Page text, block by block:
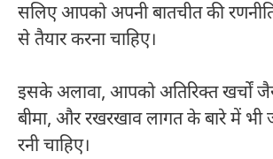
सलिए आपको अपनी बातचीत की
से तैयार करना चाहिए।
इसके अलावा, आपको अतिरिक्त खर्चों
बीमा, और रखरखाव लागत के बारे में भी
रनी चाहिए।